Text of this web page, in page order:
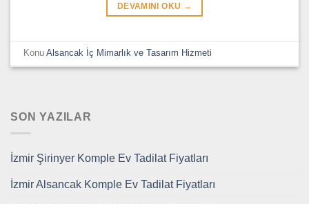
DEVAMINI OKU →
KonuAlsancak İç Mimarlık ve Tasarım Hizmeti
SON YAZILAR
İzmir Şirinyer Komple Ev Tadilat Fiyatları
İzmir Alsancak Komple Ev Tadilat Fiyatları